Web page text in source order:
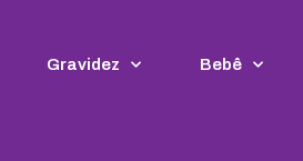
Gravidez Bebê